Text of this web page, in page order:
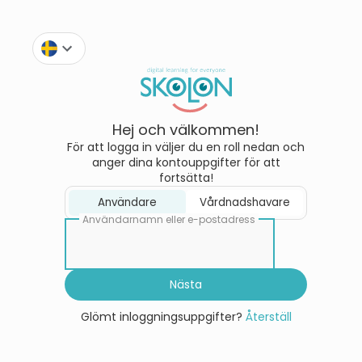
Hej och välkommen!
För att logga in väljer du en roll nedan och
anger dina kontouppgifter för att
fortsätta!
Användare Vårdnadshavare
Användarnamn eller e-postadress
Nästa
Glömt inloggningsuppgifter? Återställ